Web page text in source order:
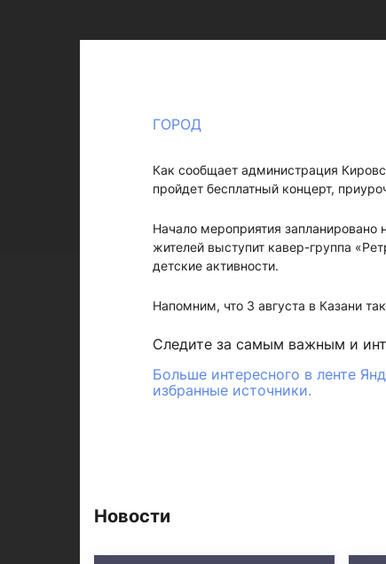
ГОРОД
Как сообщает администрация
пройдет бесплатный концерт,
Начало мероприятия
жителей выступит кавер-группа
детские активности.
Напомним, что 3 августа в Казани
Следите за самым важным и
Больше интересного в ленте
избранные источники.
Новости